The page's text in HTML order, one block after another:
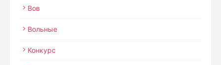
Вов
Вольные
Конкурс